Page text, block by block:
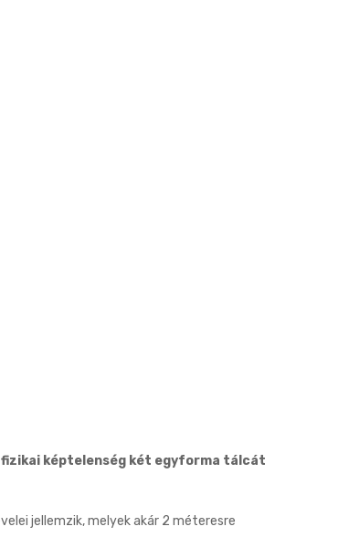
fizikai képtelenség két egyforma tálcát
jellemzik, melyek akár 2 méteresre